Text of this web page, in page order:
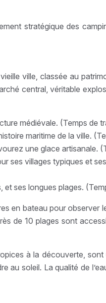
stratégique des
ville, classée au
central, véritable
médiévale. (Temps de
maritime de la ville.
une glace artisanale.
ses villages typiques et
ses longues plages.
en bateau pour
de 10 plages sont
à la découverte,
soleil. La qualité de